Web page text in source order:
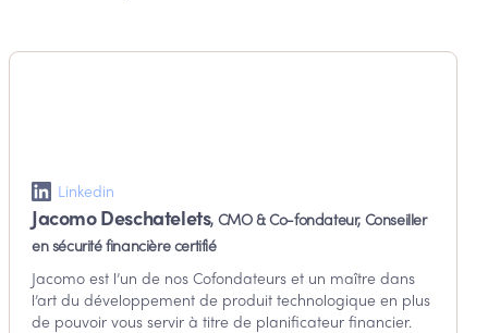
Linkedin
Jacomo Deschatelets, CMO & Co-fondateur, Conseiller
en sécurité financière certifié
Jacomo est l’un de nos Cofondateurs et un maître dans
l’art du développement de produit technologique en plus
de pouvoir vous servir à titre de planificateur financier.